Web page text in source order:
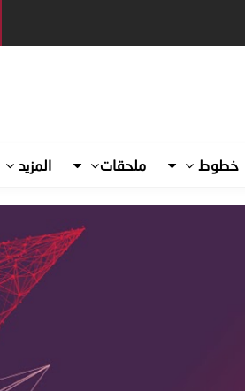
خطوط ملحقات المزيد